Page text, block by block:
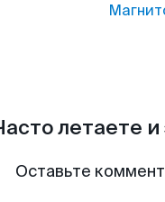
летаете
Оставьте